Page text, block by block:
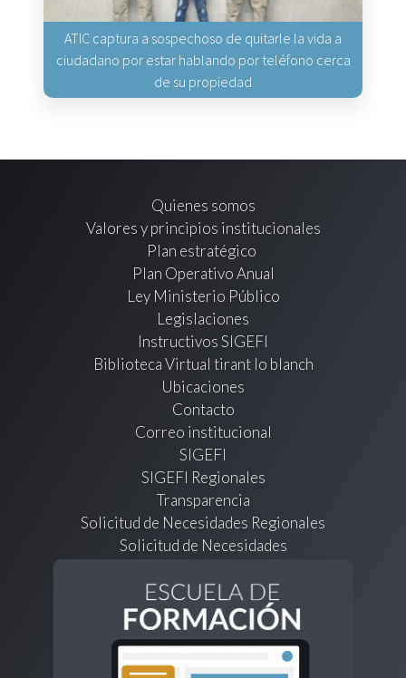
ATIC captura a sospechoso de quitarle la vida a
ciudadano por estar hablando por teléfono cerca
de su propiedad
Quienes somos
Valores y principios institucionales
Plan estratégico
Plan Operativo Anual
Ley Ministerio Público
Legislaciones
Instructivos SIGEFI
Biblioteca Virtual tirant lo blanch
Ubicaciones
Contacto
Correo institucional
SIGEFI
SIGEFI Regionales
Transparencia
Solicitud de Necesidades Regionales
Solicitud de Necesidades